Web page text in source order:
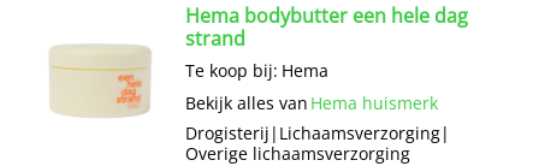
Hema bodybutter een hele dag
strand
Te koop bij: Hema
Bekijk alles van Hema huismerk
Drogisterij | Lichaams­verzorging|
Overige lichaams­verzorging